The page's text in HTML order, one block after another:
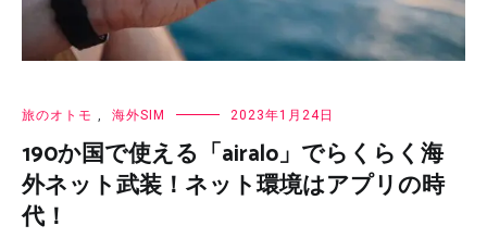
旅のオトモ , 海外SIM 2023年1月24日
190か国で使える「airalo」でらくらく海
外ネット武装！ネット環境はアプリの時
代！